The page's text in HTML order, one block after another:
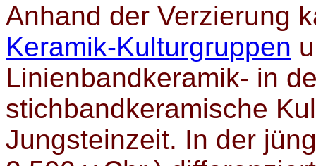
Anhand der Verzierung
Keramik-Kulturgruppen
Linienbandkeramik- in
stichbandkeramische
Jungsteinzeit. In der